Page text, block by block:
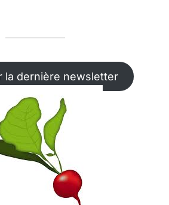
la dernière newsletter